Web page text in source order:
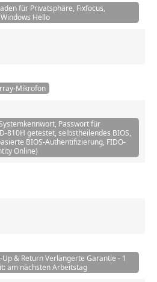
für Privatsphäre, Fixfocus,
Hello
Mikrofon
Passwort für
810H getestet, selbstheilendes BIOS,
BIOS-Authentifizierung, FIDO-
Online)
Up & Return Verlängerte Garantie - 1
am nächsten Arbeitstag